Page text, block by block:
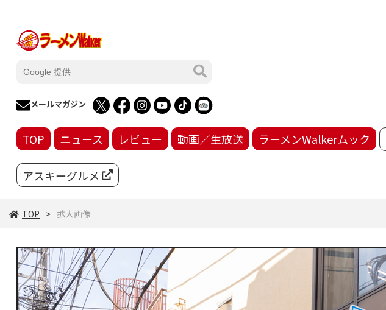
メールマガジン
TOP ニュース レビュー 動画／生放送 ラーメンWalkerムック
アスキーグルメ
TOP 拡大画像